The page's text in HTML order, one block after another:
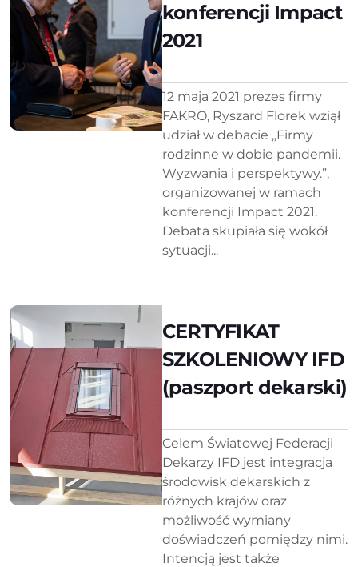
konferencji Impact
2021
12 maja 2021 prezes firmy
FAKRO, Ryszard Florek wziął
udział w debacie „Firmy
rodzinne w dobie pandemii.
Wyzwania i perspektywy.”,
organizowanej w ramach
konferencji Impact 2021.
Debata skupiała się wokół
sytuacji...
CERTYFIKAT
SZKOLENIOWY IFD
(paszport dekarski)
Celem Światowej Federacji
Dekarzy IFD jest integracja
środowisk dekarskich z
różnych krajów oraz
możliwość wymiany
doświadczeń pomiędzy nimi.
Intencją jest także